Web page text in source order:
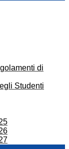
di
Studenti